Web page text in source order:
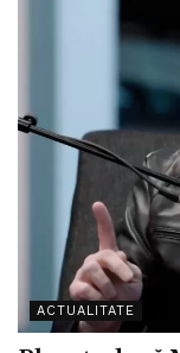
ACTUALITATE